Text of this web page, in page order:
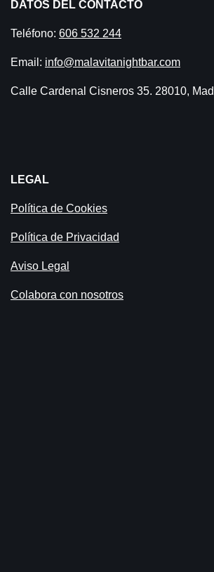
DATOS DEL CONTACTO
Teléfono: 606 532 244
Email: info@malavitanightbar.com
Calle Cardenal Cisneros 35. 28010,
LEGAL
Política de Cookies
Política de Privacidad
Aviso Legal
Colabora con nosotros